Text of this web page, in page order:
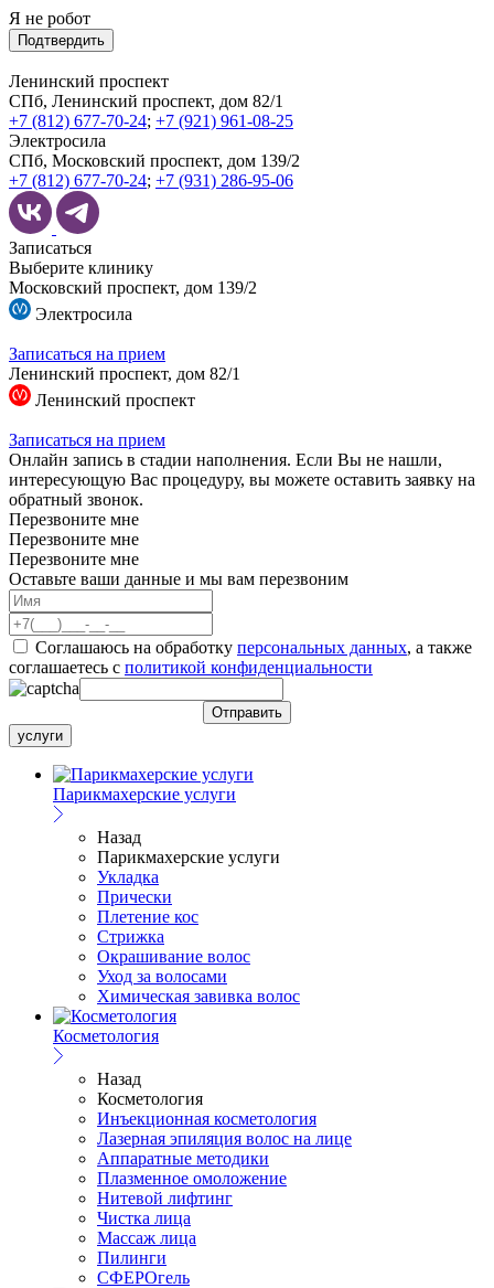
Я не робот
Подтвердить
Ленинский проспект
СПб, Ленинский проспект, дом 82/1
+7 (812) 677-70-24; +7 (921) 961-08-25
Электросила
СПб, Московский проспект, дом 139/2
+7 (812) 677-70-24; +7 (931) 286-95-06
Записаться
Выберите клинику
Московский проспект, дом 139/2
Электросила
Записаться на прием
Ленинский проспект, дом 82/1
Ленинский проспект
Записаться на прием
Онлайн запись в стадии наполнения. Если Вы не нашли,
интересующую Вас процедуру, вы можете оставить заявку на
обратный звонок.
Перезвоните мне
Перезвоните мне
Перезвоните мне
Оставьте ваши данные и мы вам перезвоним
Соглашаюсь на обработку персональных данных, а также
соглашаетесь c политикой конфиденциальности
услуги
Парикмахерские услуги
Назад
Парикмахерские услуги
Укладка
Прически
Плетение кос
Стрижка
Окрашивание волос
Уход за волосами
Химическая завивка волос
Косметология
Назад
Косметология
Инъекционная косметология
Лазерная эпиляция волос на лице
Аппаратные методики
Плазменное омоложение
Нитевой лифтинг
Чистка лица
Массаж лица
Пилинги
СФЕРОгель